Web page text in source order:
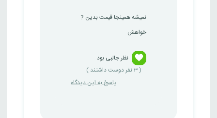
نمیشه همینجا قیمت بدین ?
خواهش
نظر جالبی بود
(
3 نفر دوست داشتند )
پاسخ به این دیدگاه